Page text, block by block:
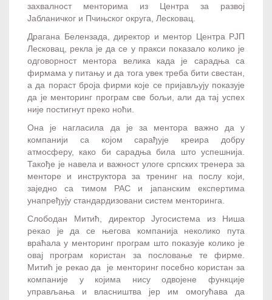
захвалност менторима из Центра за развој
Јабланичког и Пчињског округа, Лесковац.
Драгана Белензада, директор и ментор Центра РЈП
Лесковац, рекла је да се у пракси показало колико је
одговорност ментора велика када је сарадња са
фирмама у питању и да тога увек треба бити свестан,
а да пораст броја фирми које се пријављују показује
да је менторинг програм све бољи, али да тај успех
није постигнут преко ноћи.
Она је нагласила да је за ментора важно да у
компанији са којом сарађује креира добру
атмосферу, како би сарадња била што успешнија.
Такође је навела и важност улоге српских тренера за
менторе и инструктора за тренинг на послу који,
заједно са тимом РАС и јапанским експертима
унапређују стандардизовани систем менторинга.
Слободан Митић, директор Југосистема из Ниша
рекао је да се његова компанија неколико пута
враћала у менторинг програм што показује колико је
овај програм користан за пословање те фирме.
Митић је рекао да је менторинг посебно користан за
компаније у којима нису одвојене функције
управљања и власништва јер им омогућава да